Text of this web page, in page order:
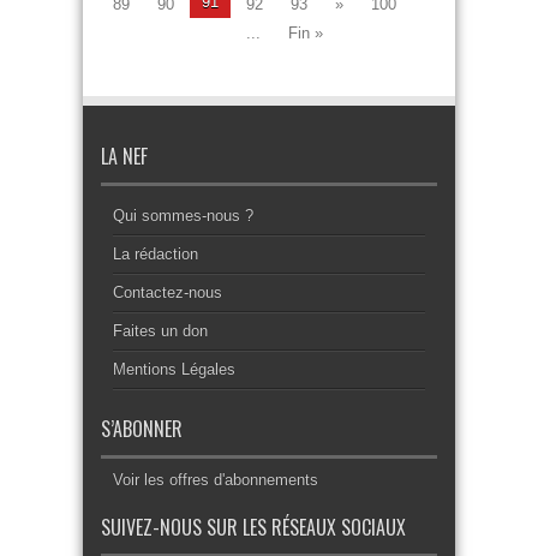
89
90 92 93 »
100
...
Fin »
LA NEF
Qui sommes-nous ?
La rédaction
Contactez-nous
Faites un don
Mentions Légales
S’ABONNER
Voir les offres d'abonnements
SUIVEZ-NOUS SUR LES RÉSEAUX SOCIAUX